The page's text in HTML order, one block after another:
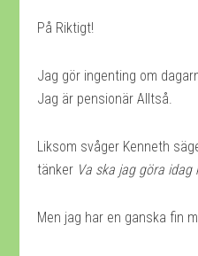
På Riktigt!
Jag gör ingenting om
Jag är pensionär Alltså.
Liksom svåger Kenneth
tänker Va ska jag göra idag
Men jag har en ganska fin